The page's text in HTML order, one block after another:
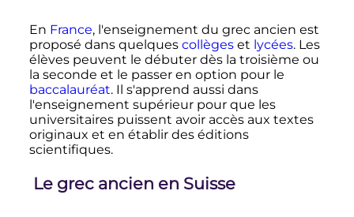
En France, l'enseignement du grec ancien est
proposé dans quelques collègeset lycées. Les
élèves peuvent le débuter dès la troisième ou
la seconde et le passer en option pour le
baccalauréat. Il s'apprend aussi dans
l'enseignement supérieur pour que les
universitaires puissent avoir accès aux textes
originaux et en établir des éditions
scientifiques.
Le grec ancien en Suisse